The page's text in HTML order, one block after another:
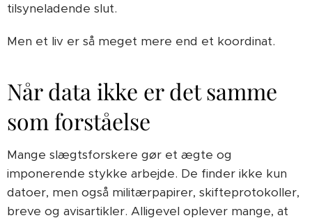
tilsyneladende slut.
Men et liv er så meget mere end et koordinat.
Når data ikke er det samme
som forståelse
Mange slægtsforskere gør et ægte og
imponerende stykke arbejde. De finder ikke kun
datoer, men også militærpapirer, skifteprotokoller,
breve og avisartikler. Alligevel oplever mange, at